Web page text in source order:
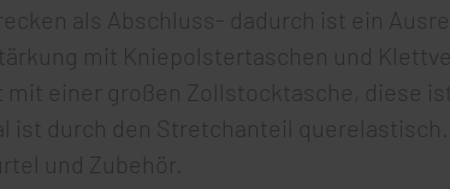
als Abschluss- dadurch ist ein
mit Kniepolstertaschen und
einer großen Zollstocktasche, diese
durch den Stretchanteil querelastisch.
und Zubehör.